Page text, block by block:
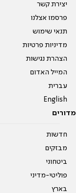
יצירת קשר
פרסמו אצלנו
תנאי שימוש
מדיניות פרטיות
הצהרת נגישות
המייל האדום
עברית
English
מדורים
חדשות
מבזקים
ביטחוני
פוליטי-מדיני
בארץ